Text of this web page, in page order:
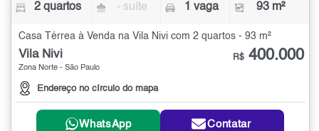
2 quartos - suíte 1 vaga 93 m²
Casa Térrea à Venda na Vila Nivi com 2 quartos - 93 m²
Vila Nivi
Zona Norte - São Paulo
Endereço no círculo do mapa
R$ 400.000
WhatsApp Contatar